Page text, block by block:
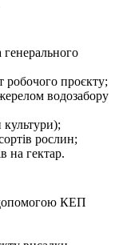
генерального
робочого проєкту;
водозабору
рослин;
на гектар.
допомогою КЕП